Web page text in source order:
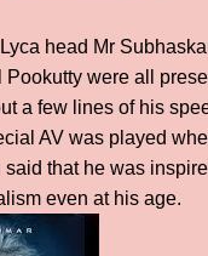
head Mr
Pookutty were all
a few lines of his
AV was played
that he was
even at his age.